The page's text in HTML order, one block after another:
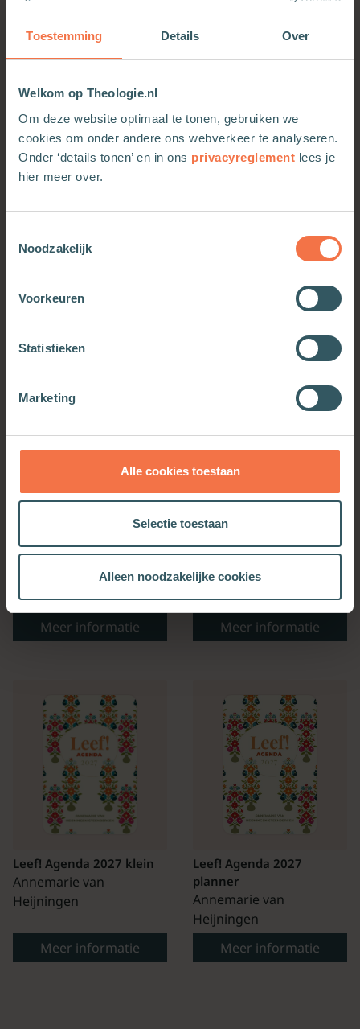
Toestemming Details Over
Welkom op Theologie.nl
Om deze website optimaal te tonen, gebruiken we
cookies om onder andere ons webverkeer te analyseren.
Onder ‘details tonen’ en in ons privacyreglement lees je
hier meer over.
Noodzakelijk
Voorkeuren
Statistieken
Marketing
Alle cookies toestaan
Selectie toestaan
Alleen noodzakelijke cookies
• 30 bijbelse overdenkingen en bemoedigingen
• Met vragen als: kent God ons kindje, hoe kan ik
rouwen, mag ik (hoopvol) uitzien naar nieuw
• persoonlijke ervaringen en inzichten van
anderen
• praktische ruimte om de miskraam een plaats te
geven
moeder en ervaringsdeskundige wat betreft
het geloof speelt een belangrijke rol in haar leven.
OOK INTERESSANT
Bijbelse Dagkalender
2027
Meer informatie
Kerkenwerkagenda 2027
Meer informatie
Leef! Agenda 2027 klein
Annemarie van
Heijningen
Meer informatie
Leef! Agenda 2027
planner
Annemarie van
Heijningen
Meer informatie